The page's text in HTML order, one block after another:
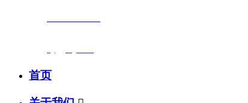
首页